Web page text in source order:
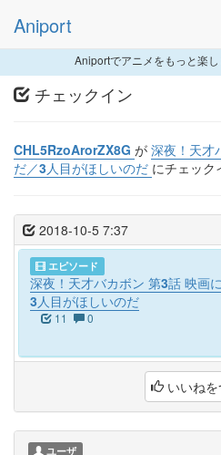
Aniport
Aniportでアニメをもっと楽し
チェックイン
CHL5RzoArorZX8G が 深夜！天才
だ／3人目がほしいのだ にチェック
2018-10-5 7:37
エピソード
深夜！天才バカボン 第3話 映画
3人目がほしいのだ
11 0
いいね
ユーザ